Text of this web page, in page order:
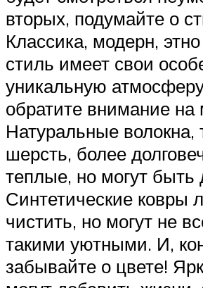
вторых, подумайте о
Классика, модерн,
стиль имеет свои
уникальную
обратите внимание
Натуральные волокна,
шерсть, более
теплые, но могут быть
Синтетические ковры
чистить, но могут не
такими уютными. И,
забывайте о цвете!